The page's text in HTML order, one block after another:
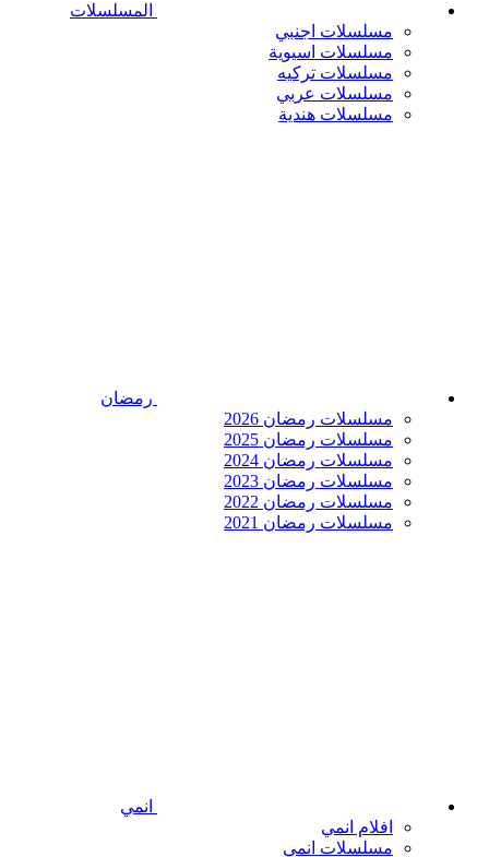
المسلسلات
مسلسلات اجنبي
مسلسلات اسيوية
مسلسلات تركيه
مسلسلات عربي
مسلسلات هندية
رمضان
مسلسلات رمضان 2026
مسلسلات رمضان 2025
مسلسلات رمضان 2024
مسلسلات رمضان 2023
مسلسلات رمضان 2022
مسلسلات رمضان 2021
انمي
افلام انمي
مسلسلات انمي